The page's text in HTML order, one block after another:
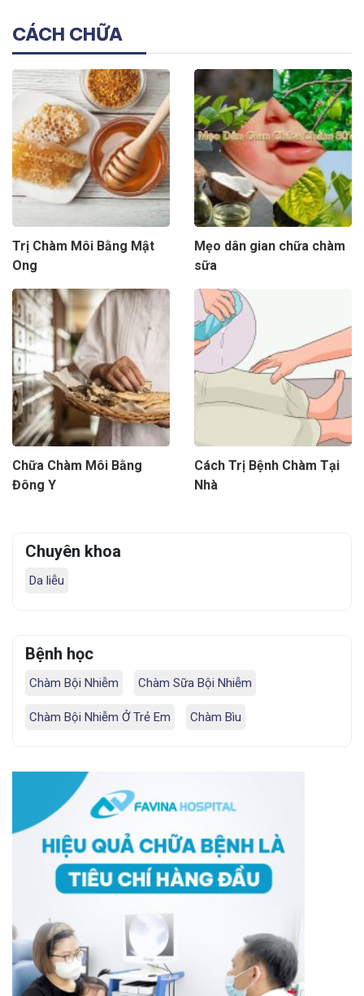
CÁCH CHỮA
Trị Chàm Môi Bằng Mật
Ong
Mẹo dân gian chữa chàm
sữa
Chữa Chàm Môi Bằng
Đông Y
Cách Trị Bệnh Chàm Tại
Nhà
Chuyên khoa
Da liễu
Bệnh học
Chàm Bội Nhiễm Chàm Sữa Bội Nhiễm
Chàm Bội Nhiễm Ở Trẻ Em Chàm Bìu